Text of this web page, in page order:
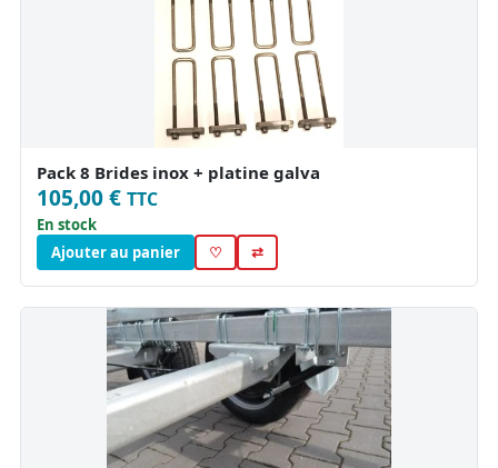
Pack 8 Brides inox + platine galva
105,00 € TTC
En stock
Ajouter au panier
♡ ⇄